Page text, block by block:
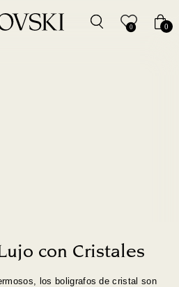
0 0
con Cristales
los boligrafos de cristal son